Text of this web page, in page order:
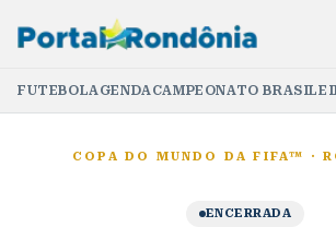
FUTEBOLAGENDACAMPEONATO
COPA DO MUNDO DA FIFA™ ·
ENCERRADA